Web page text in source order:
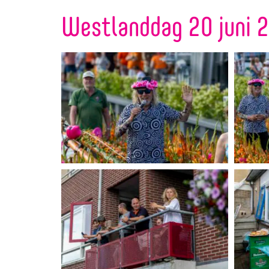
Westlanddag 20 juni